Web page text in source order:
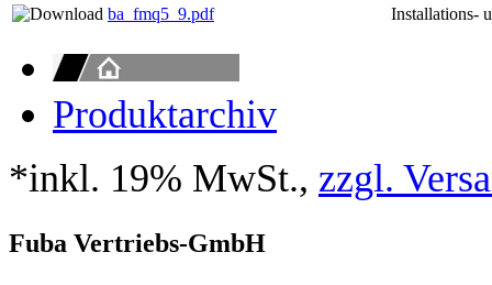
ba_fmq5_9.pdf
Installations-
Produktarchiv
*inkl. 19% MwSt., zzgl.
Fuba Vertriebs-GmbH